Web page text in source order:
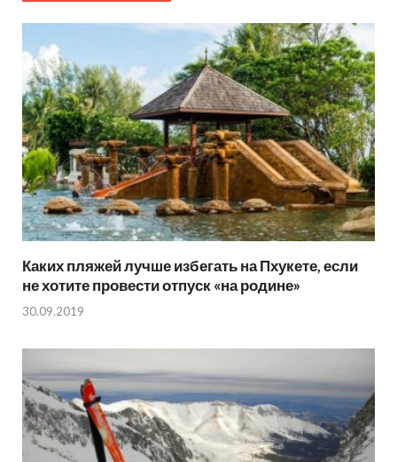
Каких пляжей лучше избегать на Пхукете, если
не хотите провести отпуск «на родине»
30.09.2019